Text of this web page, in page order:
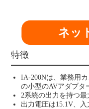
ネッ
特徴
IA-200Nは、業務用
の小型のAVアダプタ
2系統の出力を持つ最
出力電圧は15.1V、